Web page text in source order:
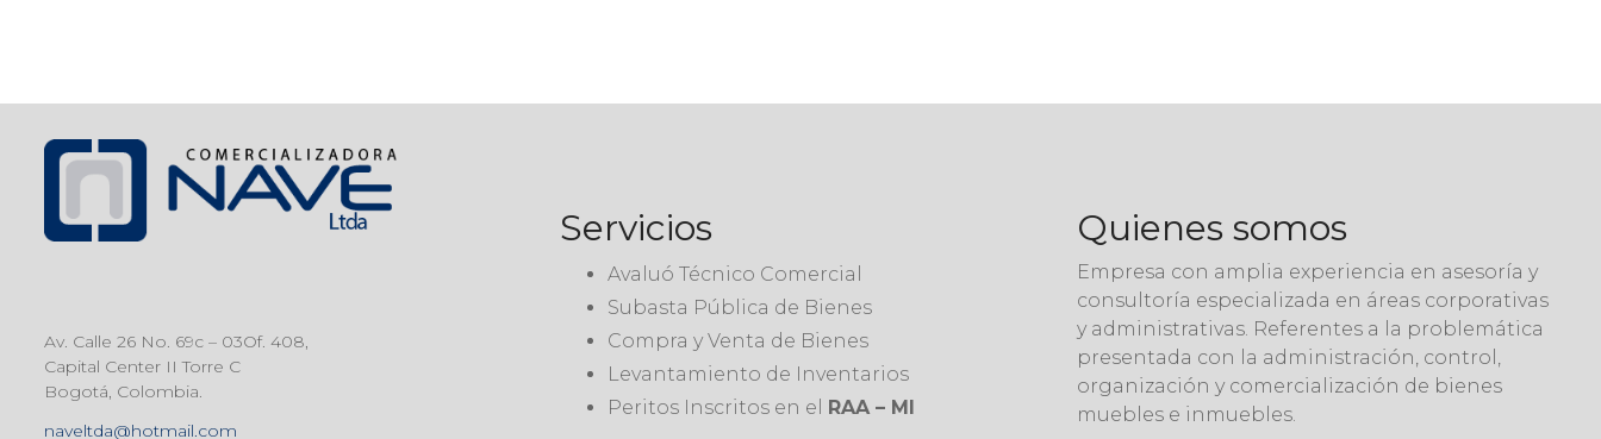
Av. Calle 26 No. 69c – 03Of. 408,
Capital Center II Torre C
Bogotá, Colombia.
naveltda@hotmail.com
Servicios
Avaluó Técnico Comercial
Subasta Pública de Bienes
Compra y Venta de Bienes
Levantamiento de Inventarios
Peritos Inscritos en el RAA – MI
Quienes somos
Empresa con amplia experiencia en asesoría y
consultoría especializada en áreas corporativas
y administrativas. Referentes a la problemática
presentada con la administración, control,
organización y comercialización de bienes
muebles e inmuebles.